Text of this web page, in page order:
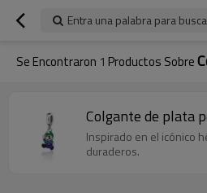
Entra una palabra para
Se Encontraron 1 Productos Sobre
Colgante de plata
Inspirado en el icónico
duraderos.